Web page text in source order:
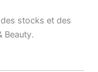
stocks et des
Beauty.